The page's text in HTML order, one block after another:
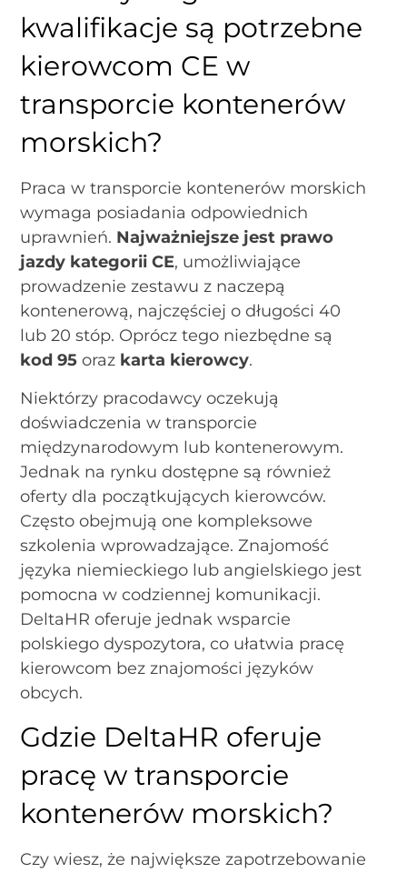
kwalifikacje są potrzebne
kierowcom CE w
transporcie kontenerów
morskich?
Praca w transporcie kontenerów morskich
wymaga posiadania odpowiednich
uprawnień. Najważniejsze jest prawo
jazdy kategorii CE, umożliwiające
prowadzenie zestawu z naczepą
kontenerową, najczęściej o długości 40
lub 20 stóp. Oprócz tego niezbędne są
kod 95 oraz karta kierowcy.
Niektórzy pracodawcy oczekują
doświadczenia w transporcie
międzynarodowym lub kontenerowym.
Jednak na rynku dostępne są również
oferty dla początkujących kierowców.
Często obejmują one kompleksowe
szkolenia wprowadzające. Znajomość
języka niemieckiego lub angielskiego jest
pomocna w codziennej komunikacji.
DeltaHR oferuje jednak wsparcie
polskiego dyspozytora, co ułatwia pracę
kierowcom bez znajomości języków
obcych.
Gdzie DeltaHR oferuje
pracę w transporcie
kontenerów morskich?
Czy wiesz, że największe zapotrzebowanie